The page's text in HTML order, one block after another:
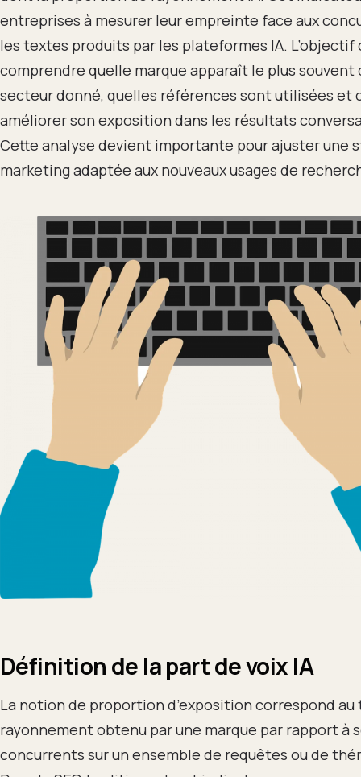
entreprises à mesurer leur empreinte face aux
les textes produits par les plateformes IA. L’objectif
comprendre quelle marque apparaît le plus souvent
secteur donné, quelles références sont utilisées et
améliorer son exposition dans les résultats
Cette analyse devient importante pour ajuster une
marketing adaptée aux nouveaux usages de
Définition de la part de voix IA
La notion de proportion d’exposition correspond au
rayonnement obtenu par une marque par rapport à
concurrents sur un ensemble de requêtes ou de